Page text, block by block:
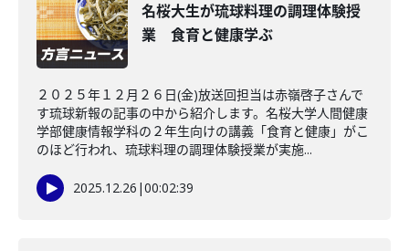
名桜大生が琉球料理の調理体験授
業 食育と健康学ぶ
２０２５年１２月２６日(金)放送回担当は赤嶺啓子さんで
す琉球新報の記事の中から紹介します。名桜大学人間健康
学部健康情報学科の２年生向けの講義「食育と健康」がこ
のほど行われ、琉球料理の調理体験授業が実施...
2025.12.26 |00:02:39